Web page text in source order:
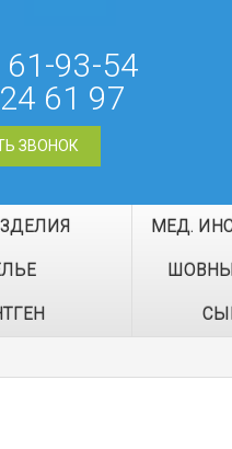
93-54
61 97
ЗВОНОК
МЕД.